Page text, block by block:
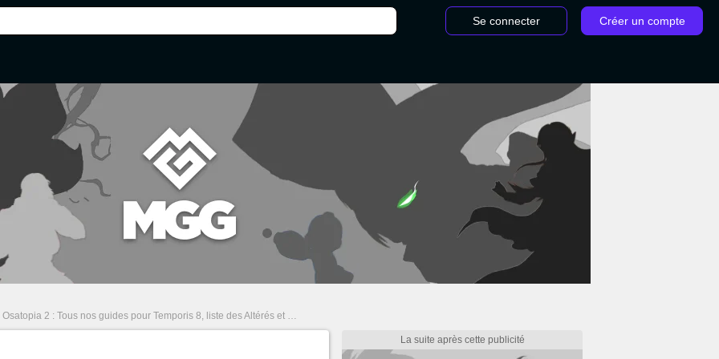
Se connecter Créer un compte
2 : Tous nos guides pour Temporis 8, liste des Altérés et astuces